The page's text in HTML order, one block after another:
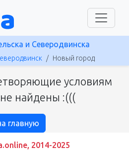
и Северодвинска
Новый город
условиям
не найдены :(((
главную
2014-2025